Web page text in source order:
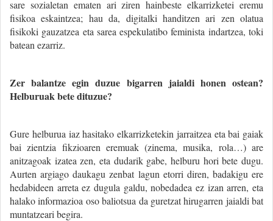
sare sozialetan ematen ari ziren hainbeste elkarrizketei eremu
fisikoa eskaintzea; hau da, digitalki handitzen ari zen olatua
fisikoki gauzatzea eta sarea espekulatibo feminista indartzea, toki
batean ezarriz.
Zer balantze egin duzue bigarren jaialdi honen ostean?
Helburuak bete dituzue?
Gure helburua iaz hasitako elkarrizketekin jarraitzea eta bai gaiak
bai zientzia fikzioaren eremuak (zinema, musika, rola…) are
anitzagoak izatea zen, eta dudarik gabe, helburu hori bete dugu.
Aurten argiago daukagu zenbat lagun etorri diren, badakigu ere
hedabideen arreta ez dugula galdu, nobedadea ez izan arren, eta
halako informazioa oso baliotsua da guretzat hirugarren jaialdi bat
muntatzeari begira.